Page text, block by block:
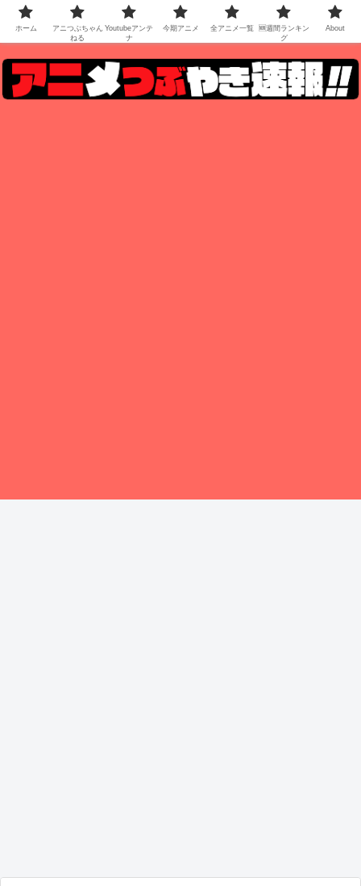
ホーム
アニつぶちゃん
ねる
Youtubeアンテ
ナ
今期アニメ 全アニメ一覧
🆕週間ランキン
グ
About